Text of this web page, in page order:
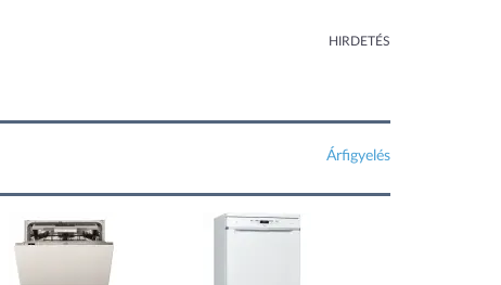
HIRDETÉS
Árfigyelés